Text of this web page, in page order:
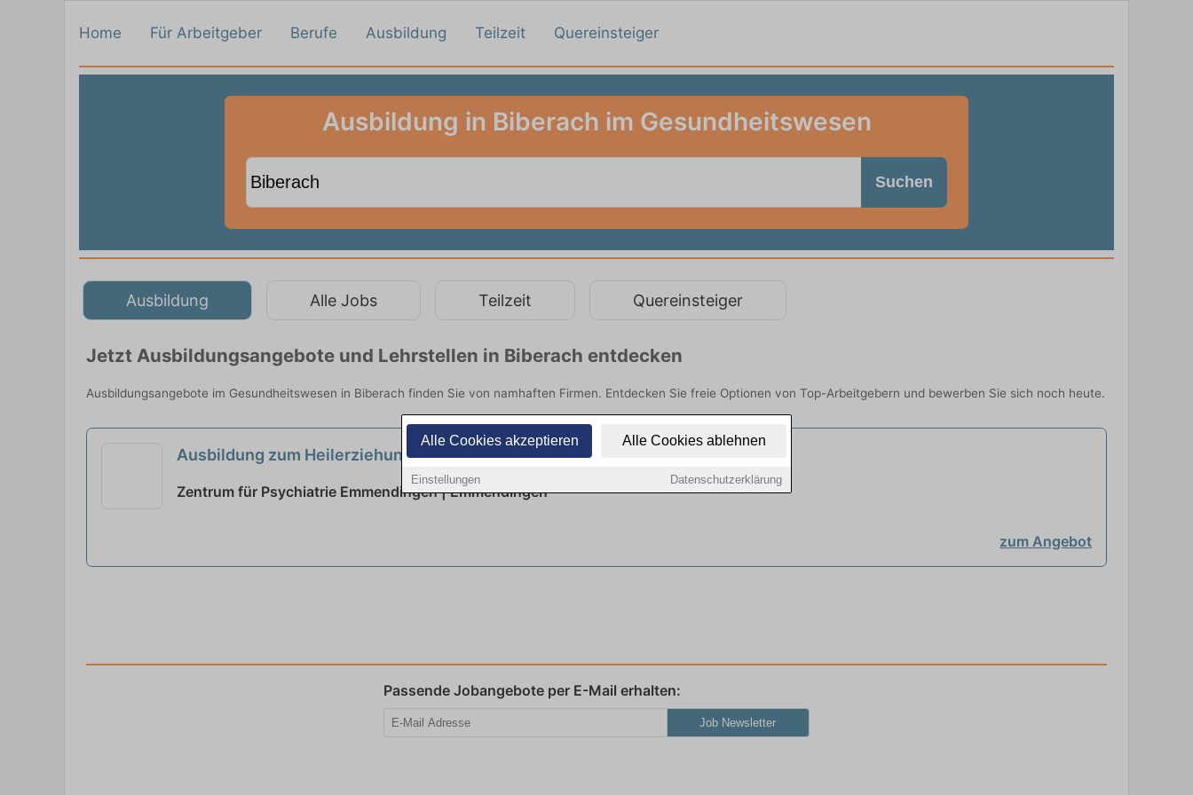
Alle Cookies akzeptieren Alle Cookies ablehnen
Einstellungen Datenschutzerklärung
Home Für Arbeitgeber Berufe Ausbildung Teilzeit Quereinsteiger
Ausbildung in Biberach im Gesundheitswesen
Suchen
Ausbildung Alle Jobs Teilzeit Quereinsteiger
Jetzt Ausbildungsangebote und Lehrstellen in Biberach entdecken
Ausbildungsangebote im Gesundheitswesen in Biberach finden Sie von namhaften Firmen. Entdecken Sie freie Optionen von Top-Arbeitgebern und bewerben Sie sich noch heute.
Ausbildung zum Heilerziehungspfleger (m/w/d) neu
Zentrum für Psychiatrie Emmendingen | Emmendingen
zum Angebot
Passende Jobangebote per E-Mail erhalten:
Job Newsletter